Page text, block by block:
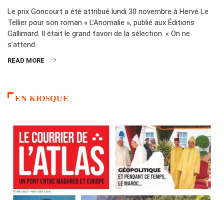
Le prix Goncourt a été attribué lundi 30 novembre à Hervé Le
Tellier pour son roman « L’Anomalie », publié aux Éditions
Gallimard. Il était le grand favori de la sélection. « On ne
s’attend
READ MORE
EN KIOSQUE